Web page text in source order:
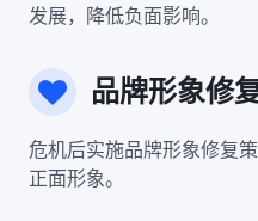
发展，降低负面影响。
品牌形象修
危机后实施品牌形象修复
正面形象。